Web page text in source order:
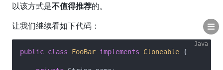
以该方式是不值得推荐的。
让我们继续看如下代码：
public class FooBar implements Cloneable {